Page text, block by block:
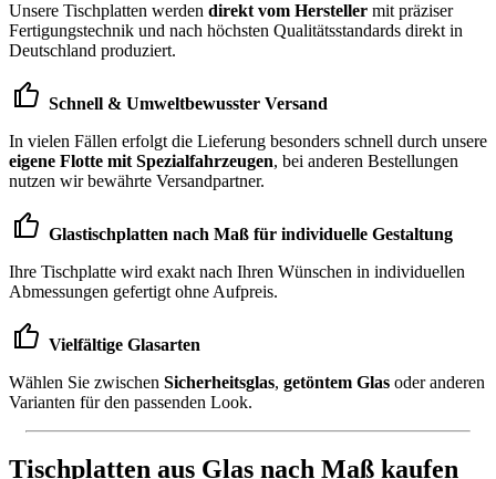
Unsere Tischplatten werden direkt vom Hersteller mit präziser
Fertigungstechnik und nach höchsten Qualitätsstandards direkt in
Deutschland produziert.
Schnell & Umweltbewusster Versand
In vielen Fällen erfolgt die Lieferung besonders schnell durch unsere
eigene Flotte mit Spezialfahrzeugen, bei anderen Bestellungen
nutzen wir bewährte Versandpartner.
Glastischplatten nach Maß für individuelle Gestaltung
Ihre Tischplatte wird exakt nach Ihren Wünschen in individuellen
Abmessungen gefertigt ohne Aufpreis.
Vielfältige Glasarten
Wählen Sie zwischen Sicherheitsglas, getöntem Glas oder anderen
Varianten für den passenden Look.
Tischplatten aus Glas nach Maß kaufen